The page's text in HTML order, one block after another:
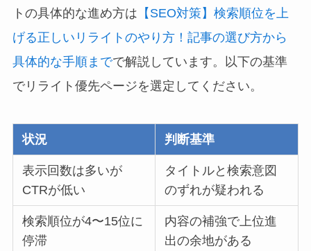
トの具体的な進め方は 【SEO対策】検索順位を上
げる正しいリライトのやり方！記事の選び方から
具体的な手順までで解説しています。以下の基準
でリライト優先ページを選定してください。
状況 判断基準
表示回数は多いが
CTRが低い
タイトルと検索意図
のずれが疑われる
検索順位が4〜15位に
停滞
内容の補強で上位進
出の余地がある